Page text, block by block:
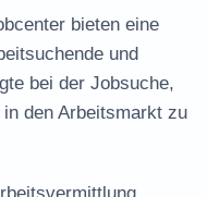
bieten eine
und
bei der Jobsuche,
den Arbeitsmarkt zu